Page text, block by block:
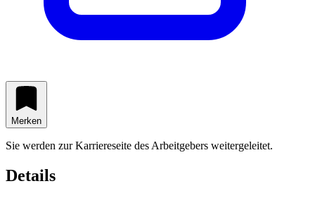
Merken
Sie werden zur Karriereseite des Arbeitgebers weitergeleitet.
Details